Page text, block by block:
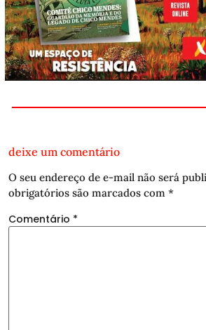
deixe um comentário
O seu endereço de e-mail não será
obrigatórios são marcados com *
Comentário *